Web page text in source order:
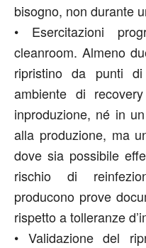
bisogno, non durante
• Esercitazioni
cleanroom. Almeno
ripristino da punti
ambiente di recovery
inproduzione, né in
alla produzione, ma
dove sia possibile
rischio di
producono prove
rispetto a tolleranze d’
• Validazione del r